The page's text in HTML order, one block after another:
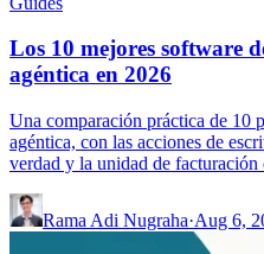
Los 10 mejores software
agéntica en 2026
Una comparación práctica de 10
agéntica, con las acciones de
verdad y la unidad de facturación
Rama Adi Nugraha·Aug 6,